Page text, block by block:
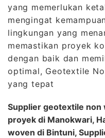
yang memerlukan
mengingat
lingkungan yang
memastikan proyek
dengan baik dan
optimal, Geotextile
yang tepat
Supplier geotextile non
proyek di Manokwari,
woven di Bintuni,